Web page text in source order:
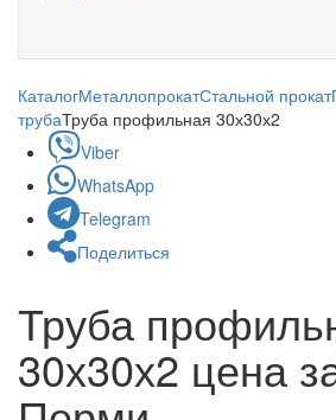
КаталогМеталлопрокатСтальной прокат
трубаТруба профильная 30х30х2
Viber
WhatsApp
Telegram
Поделиться
Труба
30х30х2 цена